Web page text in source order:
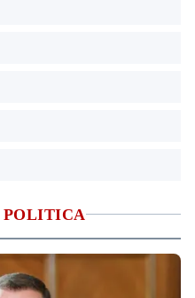
POLITICA